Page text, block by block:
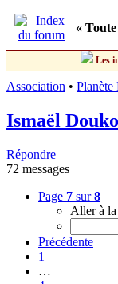
«
Les
Association • Planète
Ismaël
Répondre
72 messages
Page 7 sur8
Aller à la
Précédente
1
…